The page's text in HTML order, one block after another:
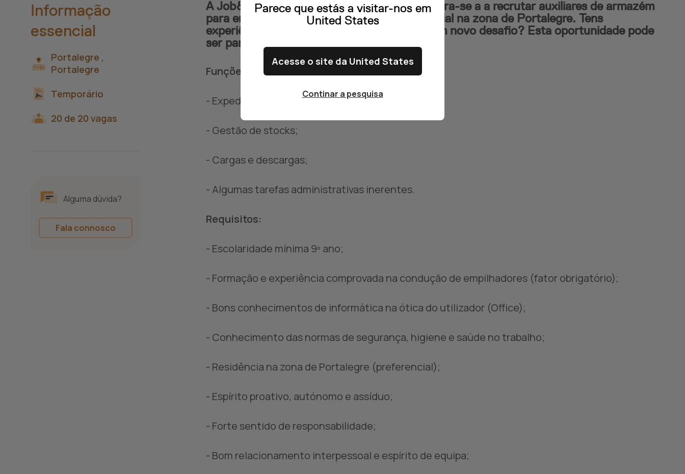
A Job&Talent powered by Multitempo encontra-se a a recrutar auxiliares de armazém
para empresa multinacional no sector industrial na zona de Portalegre. Tens
experiência na área de logística e procuras um novo desafio? Esta oportunidade pode
ser para ti!
Funções:
- Expedição de mercadorias;
- Gestão de stocks;
- Cargas e descargas;
- Algumas tarefas administrativas inerentes.
Requisitos:
- Escolaridade mínima 9º ano;
- Formação e experiência comprovada na condução de empilhadores (fator obrigatório);
- Bons conhecimentos de informática na ótica do utilizador (Office);
- Conhecimento das normas de segurança, higiene e saúde no trabalho;
- Residência na zona de Portalegre (preferencial);
- Espírito proativo, autónomo e assíduo;
- Forte sentido de responsabilidade;
- Bom relacionamento interpessoal e espírito de equipa;
Informação
essencial
Portalegre ,
Portalegre
Temporário
20 de 20 vagas
Alguma dúvida?
Fala connosco
Parece que estás a visitar-nos em
United States
Acesse o site da United States
Continar a pesquisa